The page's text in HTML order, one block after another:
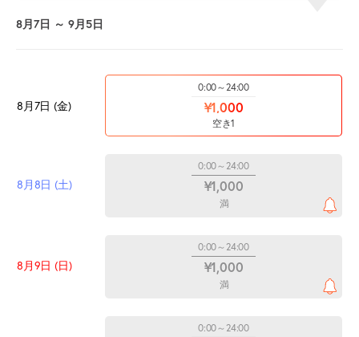
8月7日 ～ 9月5日
8月7日 (金)
0:00～24:00
¥1,000
空き1
8月8日 (土)
0:00～24:00
¥1,000
満
8月9日 (日)
0:00～24:00
¥1,000
満
0:00～24:00